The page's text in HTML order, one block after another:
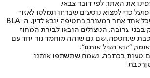
את האתר, לפי דובר צבאי.
כדי למצוא נוסעים שברחו ונמלטו לאזור
הסביבה, ועומד על כך שכל אחד אחר המעורב בחטיפה יובא לדין. ה-BLA
בבני ערובה. הניצולים הובאו לבירת המחוז
שנחטפה, שם גם שוהה מוחמד נור יחד עם
"הוא הציל אותנו".
טעות בכתבה, נשמח שתשתפו אותנו
רכבת